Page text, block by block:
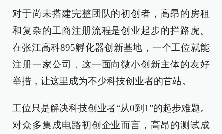
对于尚未搭建完整团队的初创者，高昂的房租
和复杂的工商注册流程是创业起步的拦路虎。
在张江高科895孵化器创新基地，一个工位就能
注册一家公司，这一面向微小创新主体的友好
举措，让这里成为不少科技创业者的首站。
工位只是解决科技创业者“从0到1”的起步难题。
对众多集成电路初创企业而言，高昂的测试成